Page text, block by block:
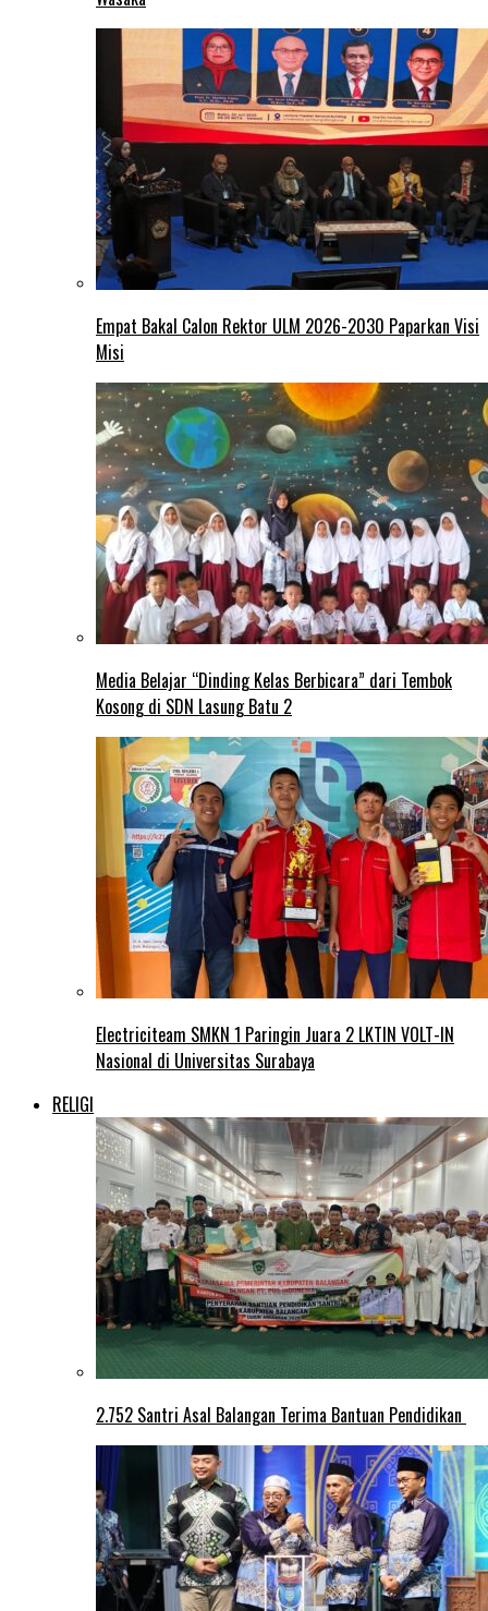
Empat Bakal Calon Rektor ULM 2026-2030 Paparkan Visi
Misi
Media Belajar “Dinding Kelas Berbicara” dari Tembok
Kosong di SDN Lasung Batu 2
Electriciteam SMKN 1 Paringin Juara 2 LKTIN VOLT-IN
Nasional di Universitas Surabaya
RELIGI
2.752 Santri Asal Balangan Terima Bantuan Pendidikan